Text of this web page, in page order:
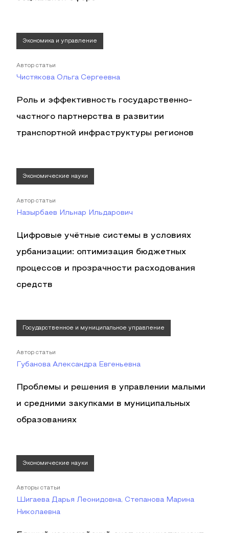
Экономика и управление
Автор статьи
Чистякова Ольга Сергеевна
Роль и эффективность государственно-
частного партнерства в развитии
транспортной инфраструктуры регионов
Экономические науки
Автор статьи
Назырбаев Ильнар Ильдарович
Цифровые учётные системы в условиях
урбанизации: оптимизация бюджетных
процессов и прозрачности расходования
средств
Государственное и муниципальное управление
Автор статьи
Губанова Александра Евгеньевна
Проблемы и решения в управлении малыми
и средними закупками в муниципальных
образованиях
Экономические науки
Авторы статьи
Шигаева Дарья Леонидовна, Степанова Марина
Николаевна